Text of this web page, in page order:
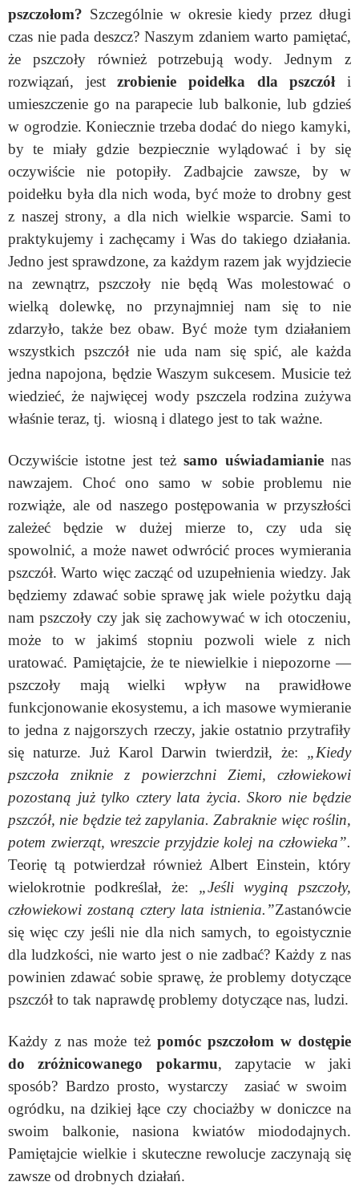
pszczołom? Szczególnie w okresie kiedy przez długi
czas nie pada deszcz? Naszym zdaniem warto pamiętać,
że pszczoły również potrzebują wody. Jednym z
rozwiązań, jestzrobienie poidełka dla pszczółi
umieszczenie go na parapecie lub balkonie, lub gdzieś
w ogrodzie. Koniecznie trzeba dodać do niego kamyki,
by te miały gdzie bezpiecznie wylądować i by się
oczywiście nie potopiły. Zadbajcie zawsze, by w
poidełku była dla nich woda, być może to drobny gest
z naszej strony, a dla nich wielkie wsparcie. Sami to
praktykujemy i zachęcamy i Was do takiego działania.
Jedno jest sprawdzone, za każdym razem jak wyjdziecie
na zewnątrz, pszczoły nie będą Was molestować o
wielką dolewkę, no przynajmniej nam się to nie
zdarzyło, także bez obaw. Być może tym działaniem
wszystkich pszczół nie uda nam się spić, ale każda
jedna napojona, będzie Waszym sukcesem. Musicie też
wiedzieć, że najwięcej wody pszczela rodzina zużywa
właśnie teraz, tj. wiosną i dlatego jest to tak ważne.
Oczywiście istotne jest też samo uświadamianie nas
nawzajem. Choć ono samo w sobie problemu nie
rozwiąże, ale od naszego postępowania w przyszłości
zależeć będzie w dużej mierze to, czy uda się
spowolnić, a może nawet odwrócić proces wymierania
pszczół. Warto więc zacząć od uzupełnienia wiedzy. Jak
będziemy zdawać sobie sprawę jak wiele pożytku dają
nam pszczoły czy jak się zachowywać w ich otoczeniu,
może to w jakimś stopniu pozwoli wiele z nich
uratować. Pamiętajcie, że te niewielkie i niepozorne —
pszczoły mają wielki wpływ na prawidłowe
funkcjonowanie ekosystemu, a ich masowe wymieranie
to jedna z najgorszych rzeczy, jakie ostatnio przytrafiły
się naturze. Już Karol Darwin twierdził, że: „Kiedy
pszczoła zniknie z powierzchni Ziemi, człowiekowi
pozostaną już tylko cztery lata życia. Skoro nie będzie
pszczół, nie będzie też zapylania. Zabraknie więc roślin,
potem zwierząt, wreszcie przyjdzie kolej na człowieka”.
Teorię tą potwierdzał również Albert Einstein, który
wielokrotnie podkreślał, że: „Jeśli wyginą pszczoły,
człowiekowi zostaną cztery lata istnienia.”Zastanówcie
się więc czy jeśli nie dla nich samych, to egoistycznie
dla ludzkości, nie warto jest o nie zadbać? Każdy z nas
powinien zdawać sobie sprawę, że problemy dotyczące
pszczół to tak naprawdę problemy dotyczące nas, ludzi.
Każdy z nas może też pomóc pszczołom w dostępie
do zróżnicowanego pokarmu, zapytacie w jaki
sposób? Bardzo prosto, wystarczy zasiać w swoim
ogródku, na dzikiej łące czy chociażby w doniczce na
swoim balkonie, nasiona kwiatów miododajnych.
Pamiętajcie wielkie i skuteczne rewolucje zaczynają się
zawsze od drobnych działań.